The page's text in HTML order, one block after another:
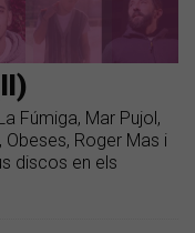
Fúmiga, Mar Pujol,
Obeses, Roger Mas i
discos en els